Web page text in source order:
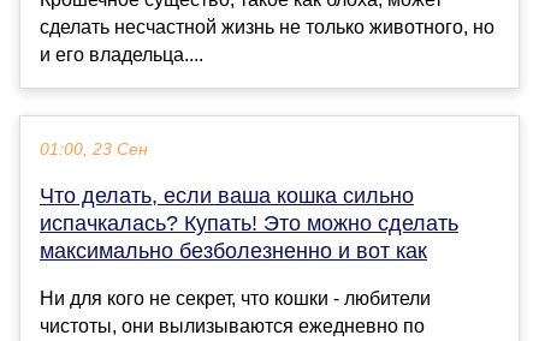
сделать несчастной жизнь не только животного, но
и его владельца....
01:00, 23 Сен
Что делать, если ваша кошка сильно
испачкалась? Купать! Это можно сделать
максимально безболезненно и вот как
Ни для кого не секрет, что кошки - любители
чистоты, они вылизываются ежедневно по